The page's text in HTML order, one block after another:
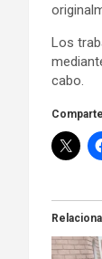
Los
cabo.